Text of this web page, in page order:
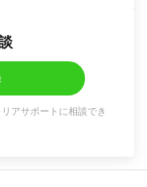
アサポートに相談でき